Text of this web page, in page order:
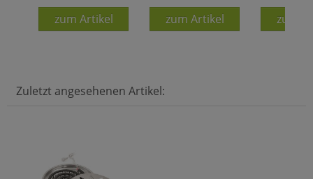
zum Artikel zum Artikel zum
Zuletzt angesehenen Artikel: